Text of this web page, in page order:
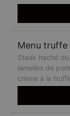
Menu truffe
Steak haché
lamelles de
crème à la